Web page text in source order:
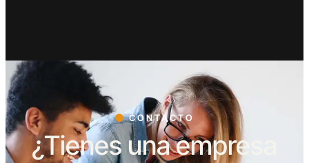
CONTACTO
¿Tienes una empresa